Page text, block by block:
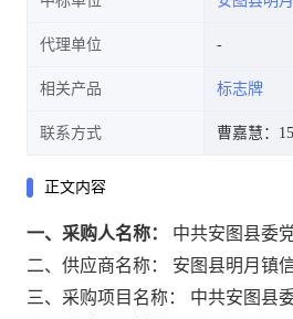
代理单位
相关产品 标志牌
联系方式 曹嘉慧：
正文内容
一、采购人名称：
中共安图县委
二、供应商名称：
安图县明月镇
三、采购项目名称：
中共安图县